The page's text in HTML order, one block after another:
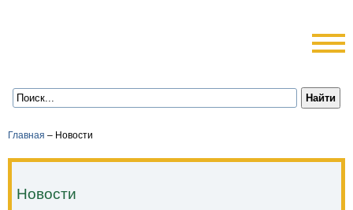
Главная – Новости
Новости